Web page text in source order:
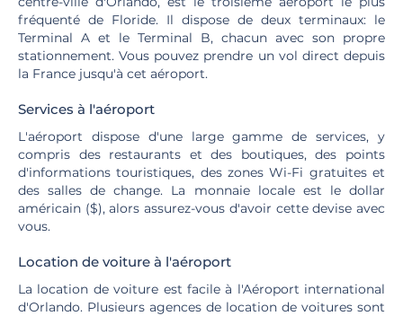
fréquenté de Floride. Il dispose de deux terminaux: le
Terminal A et le Terminal B, chacun avec son propre
stationnement. Vous pouvez prendre un vol direct depuis
la France jusqu'à cet aéroport.
Services à l'aéroport
L'aéroport dispose d'une large gamme de services, y
compris des restaurants et des boutiques, des points
d'informations touristiques, des zones Wi-Fi gratuites et
des salles de change. La monnaie locale est le dollar
américain ($), alors assurez-vous d'avoir cette devise avec
vous.
Location de voiture à l'aéroport
La location de voiture est facile à l'Aéroport international
d'Orlando. Plusieurs agences de location de voitures sont